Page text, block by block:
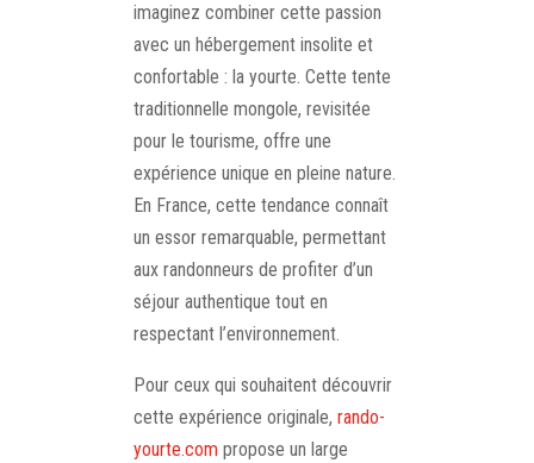
imaginez combiner cette passion
avec un hébergement insolite et
confortable : la yourte. Cette tente
traditionnelle mongole, revisitée
pour le tourisme, offre une
expérience unique en pleine nature.
En France, cette tendance connaît
un essor remarquable, permettant
aux randonneurs de profiter d’un
séjour authentique tout en
respectant l’environnement.
Pour ceux qui souhaitent découvrir
cette expérience originale, rando-
yourte.com propose un large